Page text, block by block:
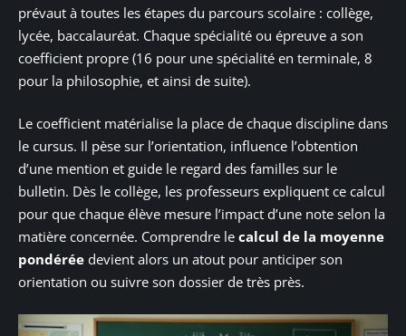
prévaut à toutes les étapes du parcours scolaire : collège,
lycée, baccalauréat. Chaque spécialité ou épreuve a son
coefficient propre (16 pour une spécialité en terminale, 8
pour la philosophie, et ainsi de suite).
Le coefficient matérialise la place de chaque discipline dans
le cursus. Il pèse sur l’orientation, influence l’obtention
d’une mention et guide le regard des familles sur le
bulletin. Dès le collège, les professeurs expliquent ce calcul
pour que chaque élève mesure l’impact d’une note selon la
matière concernée. Comprendre le calcul de la moyenne
pondérée devient alors un atout pour anticiper son
orientation ou suivre son dossier de très près.